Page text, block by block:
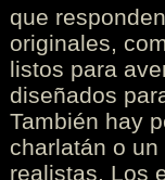
que
originales,
listos para
diseñados
También hay
charlatán o
realistas. Los